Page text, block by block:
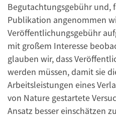
Begutachtungsgebühr und,
Publikation angenommen
Veröffentlichungsgebühr
mit großem Interesse
glauben wir, dass
werden müssen, damit sie
Arbeitsleistungen eines
von Nature gestartete
Ansatz besser einschätzen